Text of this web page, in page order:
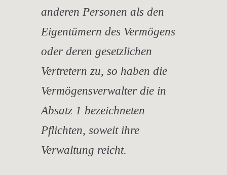
anderen Personen als den
Eigentümern des Vermögens
oder deren gesetzlichen
Vertretern zu, so haben die
Vermögensverwalter die in
Absatz 1 bezeichneten
Pflichten, soweit ihre
Verwaltung reicht.